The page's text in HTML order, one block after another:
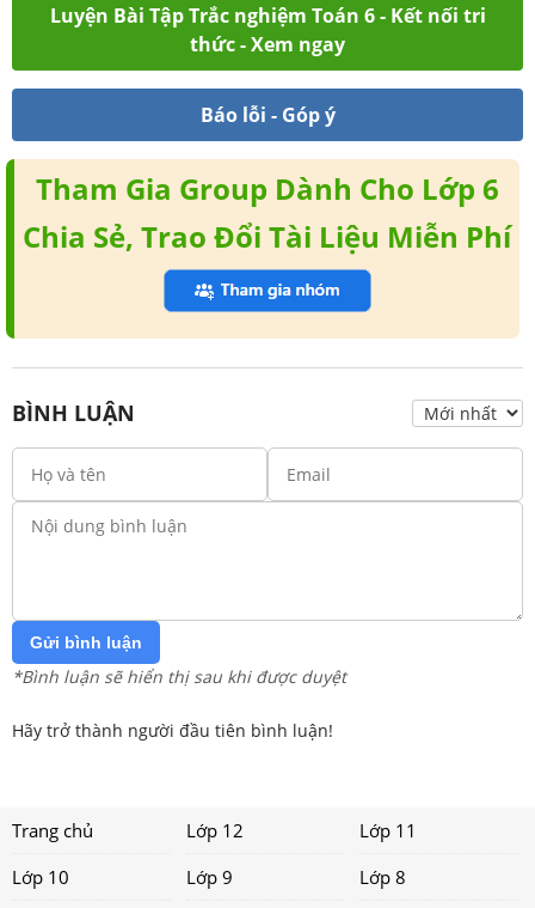
Luyện Bài Tập Trắc nghiệm Toán 6 - Kết nối tri
thức - Xem ngay
Báo lỗi - Góp ý
Tham Gia Group Dành Cho Lớp 6
Chia Sẻ, Trao Đổi Tài Liệu Miễn Phí
BÌNH LUẬN
Gửi bình luận
*Bình luận sẽ hiển thị sau khi được duyệt
Hãy trở thành người đầu tiên bình luận!
Trang chủ Lớp 12
Lớp 11
Lớp 10
Lớp 9 Lớp 8